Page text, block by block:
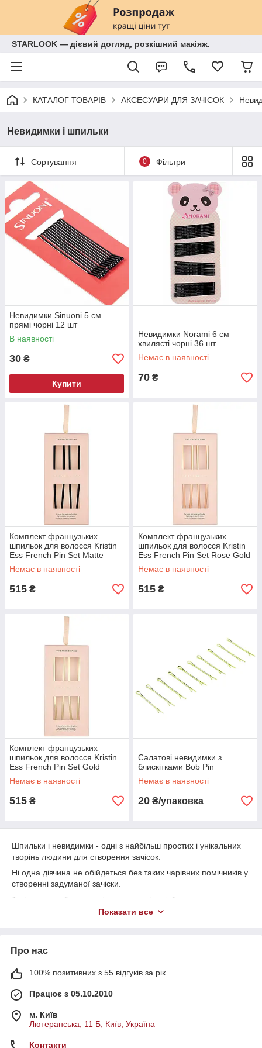
STARLOOK — дієвий догляд, розкішний макіяж.
КАТАЛОГ ТОВАРІВ АКСЕСУАРИ ДЛЯ ЗАЧІСОК
Невидимки і шпильки
Сортування 0 Фільтри
Невидимки Sinuoni 5 см
прямі чорні 12 шт
В наявності
30 ₴
Купити
Невидимки Norami 6 см
хвилясті чорні 36 шт
Немає в наявності
70 ₴
Комплект французьких
шпильок для волосся Kristin
Ess French Pin Set Matte
Black
Немає в наявності
515 ₴
Комплект французьких
шпильок для волосся Kristin
Ess French Pin Set Rose Gold
Немає в наявності
515 ₴
Комплект французьких
шпильок для волосся Kristin
Ess French Pin Set Gold
Немає в наявності
515 ₴
Салатові невидимки з
блискітками Bob Pin
Немає в наявності
20 ₴/упаковка
Шпильки і невидимки - одні з найбільш простих і унікальних
творінь людини для створення зачісок.
Ні одна дівчина не обійдеться без таких чарівних помічників у
створенні задуманої зачіски.
Такі шпильки бувають різних кольорів, підбираються в тон
волосся, що робить їх непомітними.
Показати все
Про нас
100% позитивних з 55 відгуків за рік
Працює з 05.10.2010
м. Київ
Лютеранська, 11 Б, Київ, Україна
Контакти